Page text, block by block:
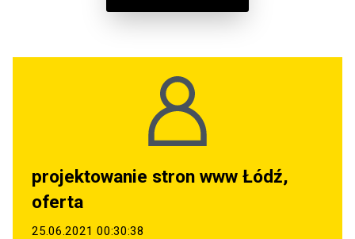
projektowanie stron www Łódź,
oferta
25.06.2021 00:30:38